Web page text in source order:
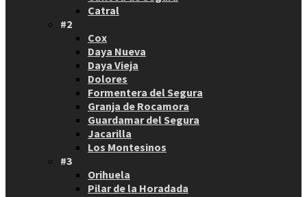
Catral
#2
Cox
Daya Nueva
Daya Vieja
Dolores
Formentera del Segura
Granja de Rocamora
Guardamar del Segura
Jacarilla
Los Montesinos
#3
Orihuela
Pilar de la Horadada